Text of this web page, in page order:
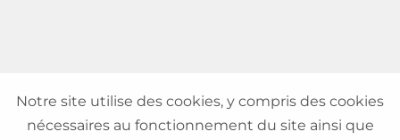
Notre site utilise des cookies, y compris des cookies
nécessaires au fonctionnement du site ainsi que